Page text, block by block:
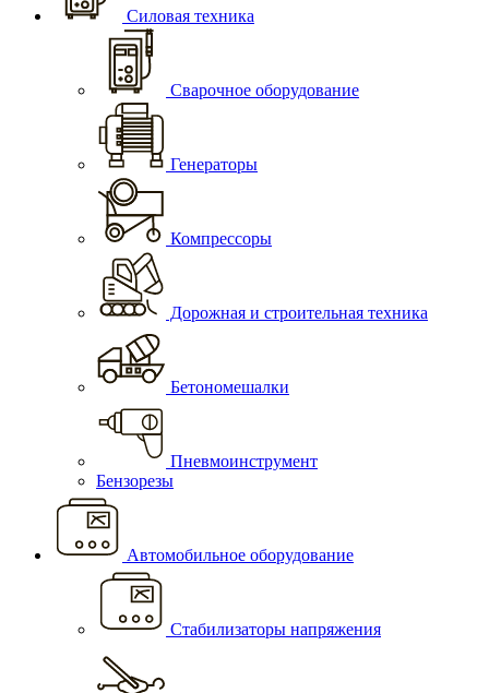
Силовая техника
Сварочное оборудование
Генераторы
Компрессоры
Дорожная и строительная техника
Бетономешалки
Пневмоинструмент
Бензорезы
Автомобильное оборудование
Стабилизаторы напряжения